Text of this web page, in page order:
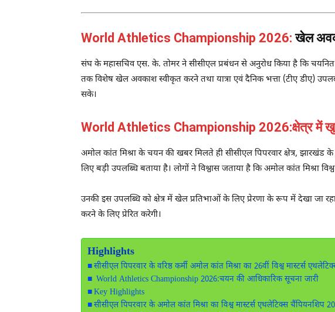
World Athletics Championship 2026:खेल
संघ के महासचिव एस. के. तोमर ने सीसीएल प्रबंधन से अनुरोध किया है कि
तक विशेष खेल अवकाश स्वीकृत करने तथा यात्रा एवं दैनिक भत्ता (टीए डीए) उपलब्ध
सके।
World Athletics Championship 2026:क्षेत्र में
अमोल कांत मिश्रा के चयन की खबर मिलते ही सीसीएल पिपरवार क्षेत्र,
लिए बड़ी उपलब्धि बताया है। लोगों ने विश्वास जताया है कि अमोल कांत मिश्रा
उनकी इस उपलब्धि को क्षेत्र में खेल प्रतिभाओं के लिए प्रेरणा के रूप में देखा जा रहा
करने के लिए प्रेरित करेगी।
Highlights
सीसीएल पिपरवार के वरिष्ठ कर्मी अमोल कांत मिश्रा का 26वीं विश्व मास्टर्स
World Athletics Championship 2026:चयन की आधिकारिक सूचना जारी
Key Highlights
सीसीएल पिपरवार के अमोल कांत मिश्रा का विश्व मास्टर्स एथलेटिक्स चैंपियनशिप